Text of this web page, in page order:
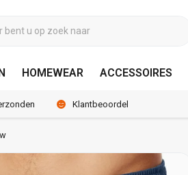
HOMEWEAR ACCESSOIRES
Klantbeoordeling 8.9 / 10